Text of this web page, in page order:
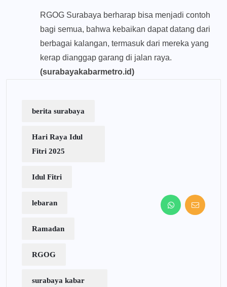
RGOG Surabaya berharap bisa menjadi contoh
bagi semua, bahwa kebaikan dapat datang dari
berbagai kalangan, termasuk dari mereka yang
kerap dianggap garang di jalan raya.
(surabayakabarmetro.id)
berita surabaya
Hari Raya Idul
Fitri 2025
Idul Fitri
lebaran
Ramadan
RGOG
surabaya kabar